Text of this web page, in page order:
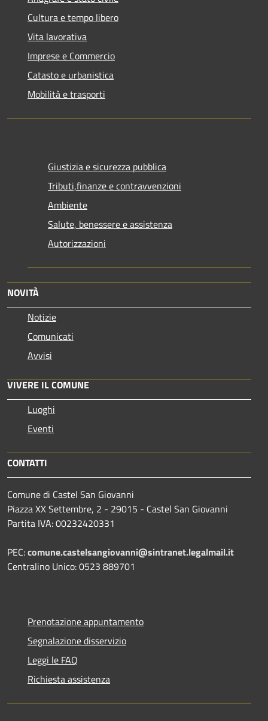
Cultura e tempo libero
Vita lavorativa
Imprese e Commercio
Catasto e urbanistica
Mobilità e trasporti
Giustizia e sicurezza pubblica
Tributi,finanze e contravvenzioni
Ambiente
Salute, benessere e assistenza
Autorizzazioni
NOVITÀ
Notizie
Comunicati
Avvisi
VIVERE IL COMUNE
Luoghi
Eventi
CONTATTI
Comune di Castel San Giovanni
Piazza XX Settembre, 2 - 29015 - Castel San Giovanni
Partita IVA: 00232420331
PEC:comune.castelsangiovanni@sintranet.legalmail.it
Centralino Unico: 0523 889701
Prenotazione appuntamento
Segnalazione disservizio
Leggi le FAQ
Richiesta assistenza